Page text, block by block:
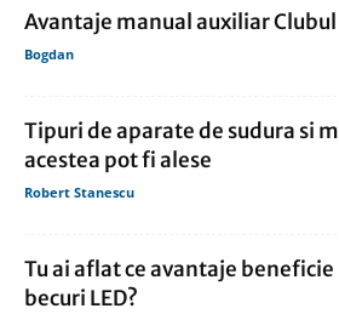
Avantaje manual auxiliar
Bogdan
Tipuri de aparate de sudura si
acestea pot fi alese
Robert Stanescu
Tu ai aflat ce avantaje
becuri LED?